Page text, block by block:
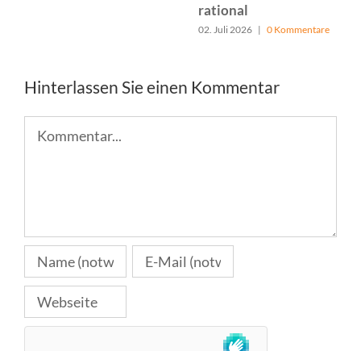
rational
02. Juli 2026 | 0 Kommentare
Hinterlassen Sie einen Kommentar